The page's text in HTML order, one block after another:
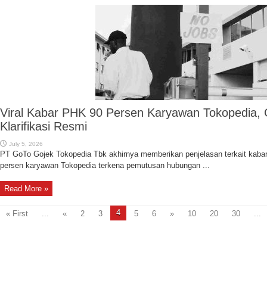
Viral Kabar PHK 90 Persen Karyawan Tokopedia,
Klarifikasi Resmi
July 5, 2026
PT GoTo Gojek Tokopedia Tbk akhirnya memberikan penjelasan terkait
persen karyawan Tokopedia terkena pemutusan hubungan ...
Read More »
« First « 2 3 4 5 6 » 10 20 30